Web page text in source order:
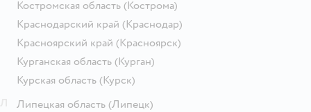
Костромская область (Кострома)
Краснодарский край (Краснодар)
Красноярский край (Красноярск)
Курганская область (Курган)
Курская область (Курск)
Липецкая область (Липецк)